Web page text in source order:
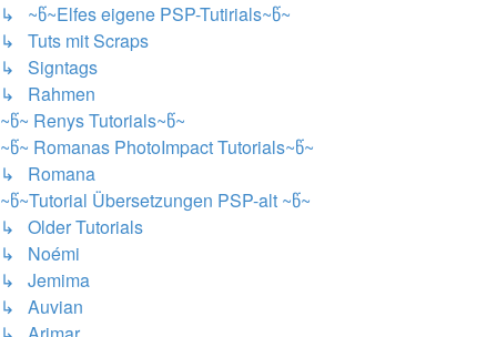
↳ ~წ~Elfes eigene PSP-Tutirials~წ~
↳ Tuts mit Scraps
↳ Signtags
↳ Rahmen
~წ~ Renys Tutorials~წ~
~წ~ Romanas PhotoImpact Tutorials~წ~
↳ Romana
~წ~Tutorial Übersetzungen PSP-alt ~წ~
↳ Older Tutorials
↳ Noémi
↳ Jemima
↳ Auvian